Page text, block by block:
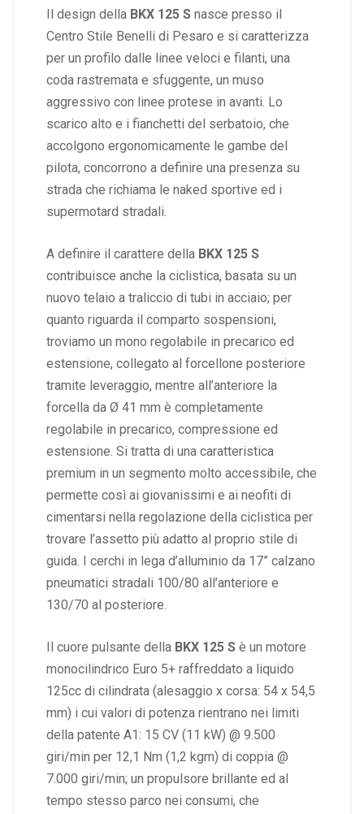
Il design della BKX 125 S nasce presso il
Centro Stile Benelli di Pesaro e si caratterizza
per un profilo dalle linee veloci e filanti, una
coda rastremata e sfuggente, un muso
aggressivo con linee protese in avanti. Lo
scarico alto e i fianchetti del serbatoio, che
accolgono ergonomicamente le gambe del
pilota, concorrono a definire una presenza su
strada che richiama le naked sportive ed i
supermotard stradali.
A definire il carattere della BKX 125 S
contribuisce anche la ciclistica, basata su un
nuovo telaio a traliccio di tubi in acciaio; per
quanto riguarda il comparto sospensioni,
troviamo un mono regolabile in precarico ed
estensione, collegato al forcellone posteriore
tramite leveraggio, mentre all’anteriore la
forcella da Ø 41 mm è completamente
regolabile in precarico, compressione ed
estensione. Si tratta di una caratteristica
premium in un segmento molto accessibile, che
permette così ai giovanissimi e ai neofiti di
cimentarsi nella regolazione della ciclistica per
trovare l’assetto più adatto al proprio stile di
guida. I cerchi in lega d’alluminio da 17” calzano
pneumatici stradali 100/80 all’anteriore e
130/70 al posteriore.
Il cuore pulsante della BKX 125 S è un motore
monocilindrico Euro 5+ raffreddato a liquido
125cc di cilindrata (alesaggio x corsa: 54 x 54,5
mm) i cui valori di potenza rientrano nei limiti
della patente A1: 15 CV (11 kW) @ 9.500
giri/min per 12,1 Nm (1,2 kgm) di coppia @
7.000 giri/min; un propulsore brillante ed al
tempo stesso parco nei consumi, che